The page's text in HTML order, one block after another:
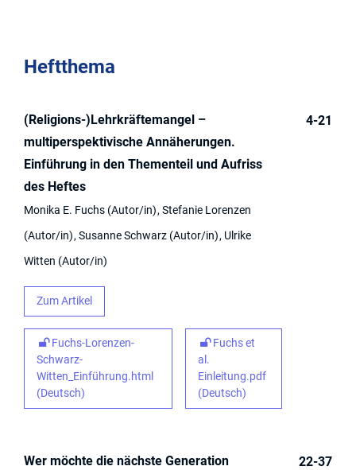
Heftthema
(Religions-)Lehrkräftemangel –
multiperspektivische Annäherungen.
Einführung in den Thementeil und Aufriss
des Heftes
Monika E. Fuchs Autor/in
Stefanie Lorenzen
Autor/in
Susanne Schwarz Autor/in
Ulrike
Witten Autor/in
Zum Artikel
Fuchs-Lorenzen-
Schwarz-
Witten_Einführung.html
(Deutsch)
Fuchs et
al.
Einleitung.pdf
(Deutsch)
4-21
Wer möchte die nächste Generation
22-37